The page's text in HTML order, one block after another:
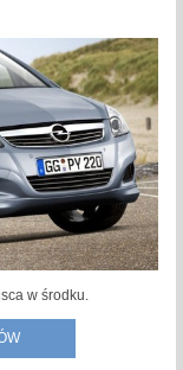
w środku.